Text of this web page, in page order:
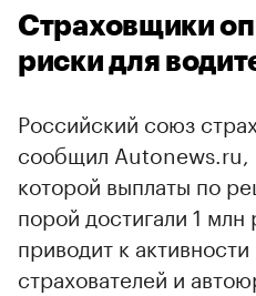
Страховщики
риски для
Российский союз
сообщил Autonews.ru,
которой выплаты по
порой достигали 1
приводит к
страхователей и